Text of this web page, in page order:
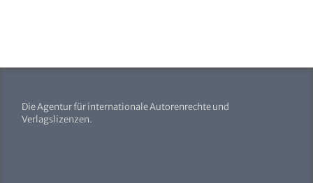
Die Agentur für internationale Autorenrechte und
Verlagslizenzen.